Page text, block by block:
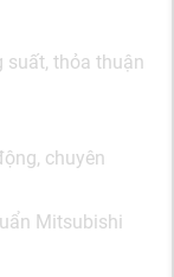
suất, thỏa thuận
chuyên
Mitsubishi